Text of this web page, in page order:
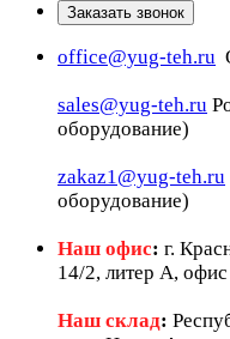
Заказать звонок
office@yug-teh.ru
sales@yug-teh.ru
оборудование)
zakaz1@yug-teh.ru
оборудование)
Наш офис: г.
14/2, литер А,
Наш склад: